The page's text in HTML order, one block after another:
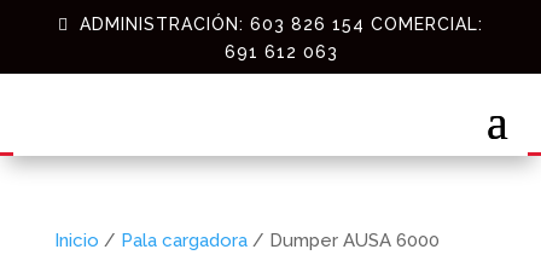
ADMINISTRACIÓN: 603 826 154 COMERCIAL:
691 612 063
Inicio / Pala cargadora/ Dumper AUSA 6000